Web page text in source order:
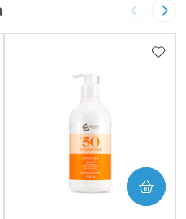
Imagem
AOS FAVORITOS
COMPRAR